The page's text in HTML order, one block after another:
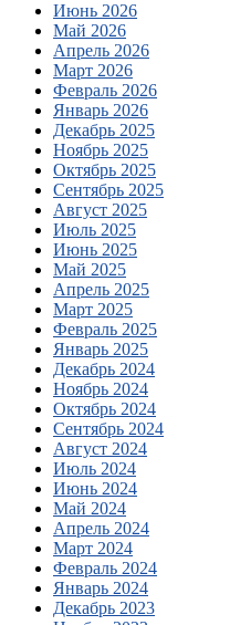
Июнь 2026
Май 2026
Апрель 2026
Март 2026
Февраль 2026
Январь 2026
Декабрь 2025
Ноябрь 2025
Октябрь 2025
Сентябрь 2025
Август 2025
Июль 2025
Июнь 2025
Май 2025
Апрель 2025
Март 2025
Февраль 2025
Январь 2025
Декабрь 2024
Ноябрь 2024
Октябрь 2024
Сентябрь 2024
Август 2024
Июль 2024
Июнь 2024
Май 2024
Апрель 2024
Март 2024
Февраль 2024
Январь 2024
Декабрь 2023